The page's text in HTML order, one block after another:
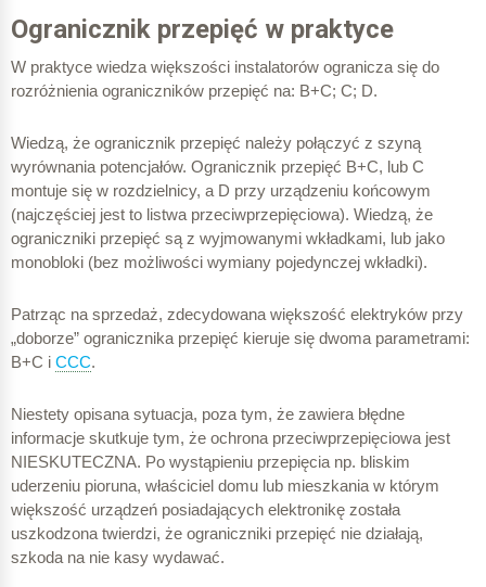
Ogranicznik przepięć w praktyce
W praktyce wiedza większości instalatorów ogranicza się do
rozróżnienia ograniczników przepięć na: B+C; C; D.
Wiedzą, że ogranicznik przepięć należy połączyć z szyną
wyrównania potencjałów. Ogranicznik przepięć B+C, lub C
montuje się w rozdzielnicy, a D przy urządzeniu końcowym
(najczęściej jest to listwa przeciwprzepięciowa). Wiedzą, że
ograniczniki przepięć są z wyjmowanymi wkładkami, lub jako
monobloki (bez możliwości wymiany pojedynczej wkładki).
Patrząc na sprzedaż, zdecydowana większość elektryków przy
„doborze” ogranicznika przepięć kieruje się dwoma parametrami:
B+C i CCC.
Niestety opisana sytuacja, poza tym, że zawiera błędne
informacje skutkuje tym, że ochrona przeciwprzepięciowa jest
NIESKUTECZNA. Po wystąpieniu przepięcia np. bliskim
uderzeniu pioruna, właściciel domu lub mieszkania w którym
większość urządzeń posiadających elektronikę została
uszkodzona twierdzi, że ograniczniki przepięć nie działają,
szkoda na nie kasy wydawać.